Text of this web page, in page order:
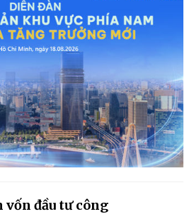
vốn đầu tư công